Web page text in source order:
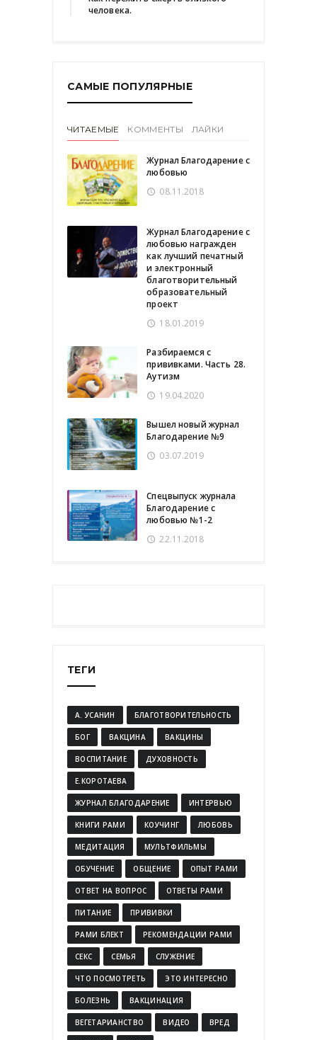
человека.
САМЫЕ ПОПУЛЯРНЫЕ
ЧИТАЕМЫЕ КОММЕНТЫ ЛАЙКИ
Журнал Благодарение с
любовью
08.11.2018
Журнал Благодарение с
любовью награжден
как лучший печатный
и электронный
благотворительный
образовательный
проект
18.01.2019
Разбираемся с
прививками. Часть 28.
Аутизм
19.04.2020
Вышел новый журнал
Благодарение №9
03.07.2019
Спецвыпуск журнала
Благодарение с
любовью №1-2
22.11.2018
ТЕГИ
А. УСАНИН БЛАГОТВОРИТЕЛЬНОСТЬ
БОГ ВАКЦИНА ВАКЦИНЫ
ВОСПИТАНИЕ ДУХОВНОСТЬ
Е.КОРОТАЕВА
ЖУРНАЛ БЛАГОДАРЕНИЕ ИНТЕРВЬЮ
КНИГИ РАМИ КОУЧИНГ ЛЮБОВЬ
МЕДИТАЦИЯ МУЛЬТФИЛЬМЫ
ОБУЧЕНИЕ ОБЩЕНИЕ ОПЫТ РАМИ
ОТВЕТ НА ВОПРОС ОТВЕТЫ РАМИ
ПИТАНИЕ ПРИВИВКИ
РАМИ БЛЕКТ РЕКОМЕНДАЦИИ РАМИ
СЕКС СЕМЬЯ СЛУЖЕНИЕ
ЧТО ПОСМОТРЕТЬ ЭТО ИНТЕРЕСНО
БОЛЕЗНЬ ВАКЦИНАЦИЯ
ВЕГЕТАРИАНСТВО ВИДЕО ВРЕД